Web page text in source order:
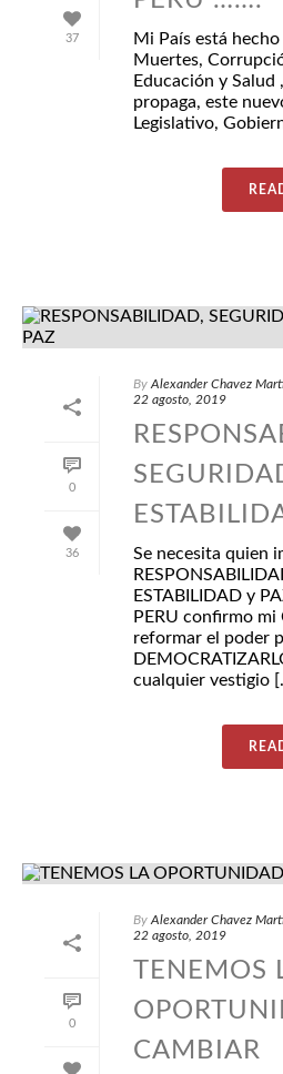
37
Mi País está
Muertes,
Educación y
propaga, este
Legislativo,
0
36
By Alexander Chavez
22 agosto, 2019
Se necesita quien
ESTABILIDAD y
PERU confirmo
reformar el poder
cualquier vestigio
0
By Alexander Chavez
22 agosto, 2019
TENEMOS
CAMBIAR